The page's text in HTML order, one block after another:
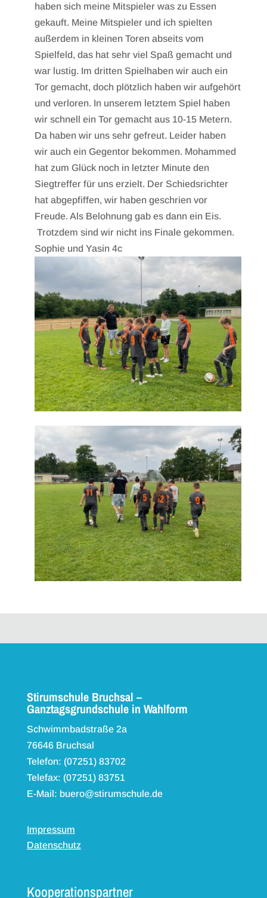
haben sich meine Mitspieler was zu Essen
gekauft. Meine Mitspieler und ich spielten
außerdem in kleinen Toren abseits vom
Spielfeld, das hat sehr viel Spaß gemacht und
war lustig. Im dritten Spielhaben wir auch ein
Tor gemacht, doch plötzlich haben wir aufgehört
und verloren. In unserem letztem Spiel haben
wir schnell ein Tor gemacht aus 10-15 Metern.
Da haben wir uns sehr gefreut. Leider haben
wir auch ein Gegentor bekommen. Mohammed
hat zum Glück noch in letzter Minute den
Siegtreffer für uns erzielt. Der Schiedsrichter
hat abgepfiffen, wir haben geschrien vor
Freude. Als Belohnung gab es dann ein Eis.
Trotzdem sind wir nicht ins Finale gekommen.
Sophie und Yasin 4c
Stirumschule Bruchsal –
Ganztagsgrundschule in Wahlform
Schwimmbadstraße 2a
76646 Bruchsal
Telefon: (07251) 83702
Telefax: (07251) 83751
E-Mail: buero@stirumschule.de
Impressum
Datenschutz
Kooperationspartner